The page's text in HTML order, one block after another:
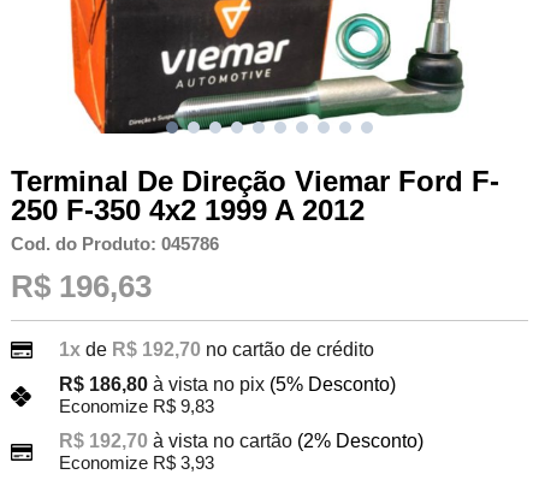
Terminal De Direção Viemar Ford F-
250 F-350 4x2 1999 A 2012
Cod. do Produto: 045786
R$ 196,63
1xde R$ 192,70 no cartão de crédito
R$ 186,80 à vista no pix (5% Desconto)
Economize R$ 9,83
R$ 192,70 à vista no cartão (2% Desconto)
Economize R$ 3,93